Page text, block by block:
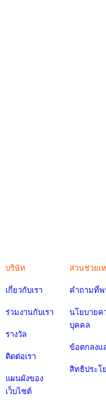
บริษัท
เกี่ยวกับเรา
ร่วมงานกับเรา
รางวัล
ติดต่อเรา
แผนผังของ
เว็บไซต์
ส่วนช่วยเ
คำถามที่พ
นโยบายค
บุคคล
ข้อตกลงแ
สิทธิประโ